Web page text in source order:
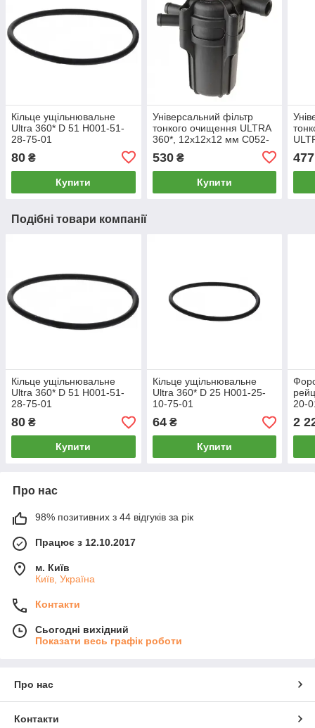
Кільце ущільнювальне
Ultra 360* D 51 H001-51-
28-75-01
80 ₴
Купити
Універсальний фільтр
тонкого очищення ULTRA
360*, 12x12x12 мм C052-
530₴
Купити
477
Подібні товари компанії
Кільце ущільнювальне
Ultra 360* D 51 H001-51-
28-75-01
80 ₴
Купити
Кільце ущільнювальне
Ultra 360* D 25 H001-25-
10-75-01
64₴
Купити
20-
2
Про нас
98% позитивних з 44 відгуків за рік
Працює з 12.10.2017
м. Київ
Київ, Україна
Контакти
Сьогодні вихідний
Показати весь графік роботи
Про нас
Контакти